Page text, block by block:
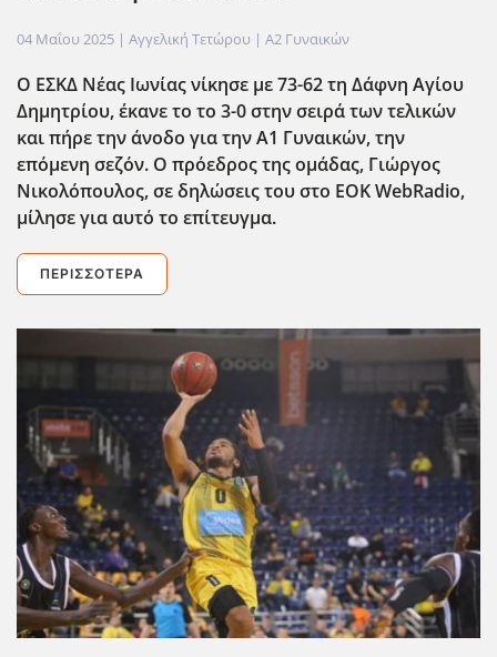
04 Μαΐου 2025 | Αγγελική Τετώρου | Α2 Γυναικών
Ο ΕΣΚΔ Νέας Ιωνίας νίκησε με 73-62 τη Δάφνη Αγίου
Δημητρίου, έκανε το το 3-0 στην σειρά των τελικών
και πήρε την άνοδο για την Α1 Γυναικών, την
επόμενη σεζόν. Ο πρόεδρος της ομάδας, Γιώργος
Νικολόπουλος, σε δηλώσεις του στο ΕΟΚ WebRadio,
μίλησε για αυτό το επίτευγμα.
ΠΕΡΙΣΣΌΤΕΡΑ